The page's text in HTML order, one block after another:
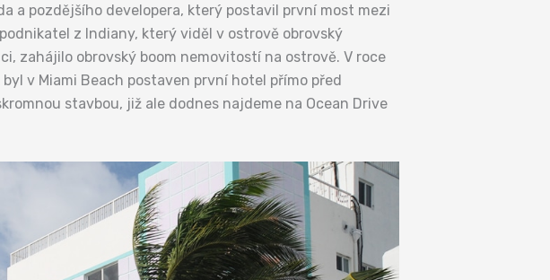
a pozdějšího developera, který postavil první most mezi
z Indiany, který viděl v ostrově obrovský
zahájilo obrovský boom nemovitostí na ostrově. V roce
v Miami Beach postaven první hotel přímo před
stavbou, již ale dodnes najdeme na Ocean Drive